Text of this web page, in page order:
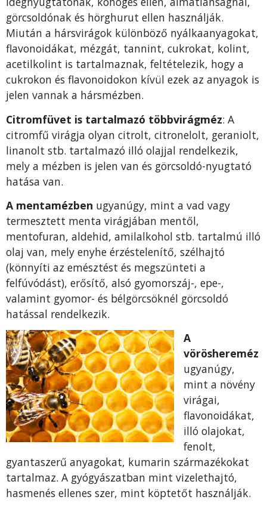
görcsoldónak és hörghurut ellen használják.
Miután a hársvirágok különböző nyálkaanyagokat,
flavonoidákat, méz­gát, tannint, cukrokat, kolint,
acetilkolint is tartalmaznak, feltételezik, hogy a
cukrokon és flavonoidokon kívül ezek az anyagok is
jelen vannak a hársmézben.
Citromfüvet is tartalmazó többvirágméz: A
citromfű virágja olyan citrolt, citronelolt, geraniolt,
linanolt stb. tartalmazó illó olajjal rendelkezik,
mely a mézben is jelen van és görcsoldó-nyugtató
hatása van.
A mentamézben ugyanúgy, mint a vad vagy
termesztett menta virágjában mentől,
mentofuran, aldehid, amilalkohol stb. tartalmú illó
olaj van, mely enyhe érzéstelenítő, szélhajtó
(könnyíti az emésztést és megszünteti a
felfúvódást), erősítő, alsó gyomorszáj-, epe-,
valamint gyomor- és bél­görcsöknél görcsoldó
hatással rendelkezik.
A
vöröshereméz
ugyanúgy,
mint a növény
virágai,
flavonoidákat,
illó olajokat,
fenolt,
gyantaszerű anyagokat, kumarin származékokat
tar­talmaz. A gyógyászatban mint vizelethajtó,
hasmenés ellenes szer, mint köptetőt használják.